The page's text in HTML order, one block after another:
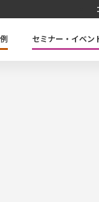
セミナー・イベン